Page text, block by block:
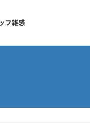
フ雑感